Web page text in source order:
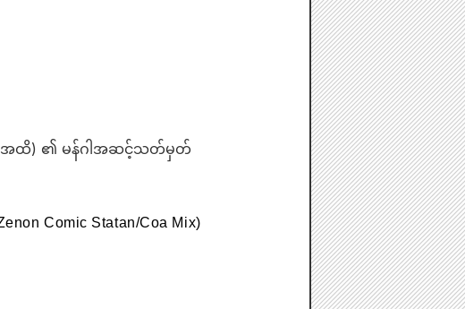
နှစ်အထိ) ၏ မန်ဂါအဆင့်သတ်မှတ်
Comic Statan/Coa Mix)